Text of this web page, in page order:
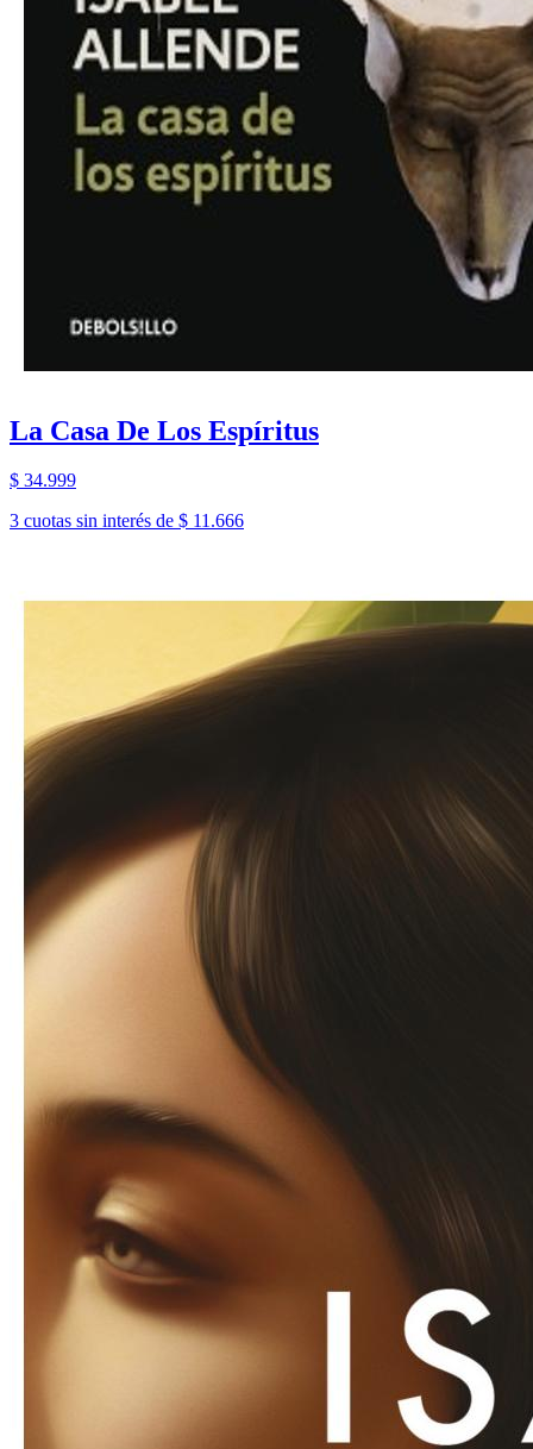
La Casa De Los Espíritus
$ 34.999
3 cuotas sin interés de $ 11.666